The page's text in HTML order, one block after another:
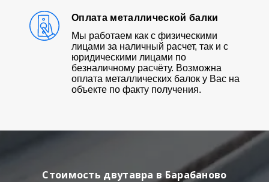
Оплата металлической балки
Мы работаем как с физическими
лицами за наличный расчет, так и с
юридическими лицами по
безналичному расчёту. Возможна
оплата металлических балок у Вас на
объекте по факту получения.
Стоимость двутавра в Барабаново